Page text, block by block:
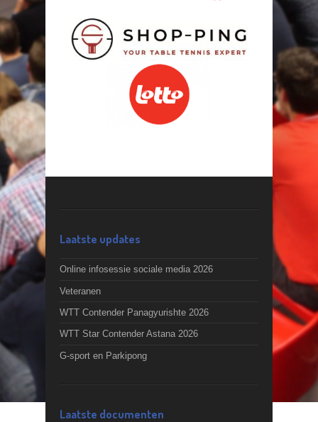
Laatste updates
Online infosessie sociale media 2026
Veteranen
WTT Contender Panagyurishte 2026
WTT Star Contender Astana 2026
G-sport en Parkipong
Laatste documenten